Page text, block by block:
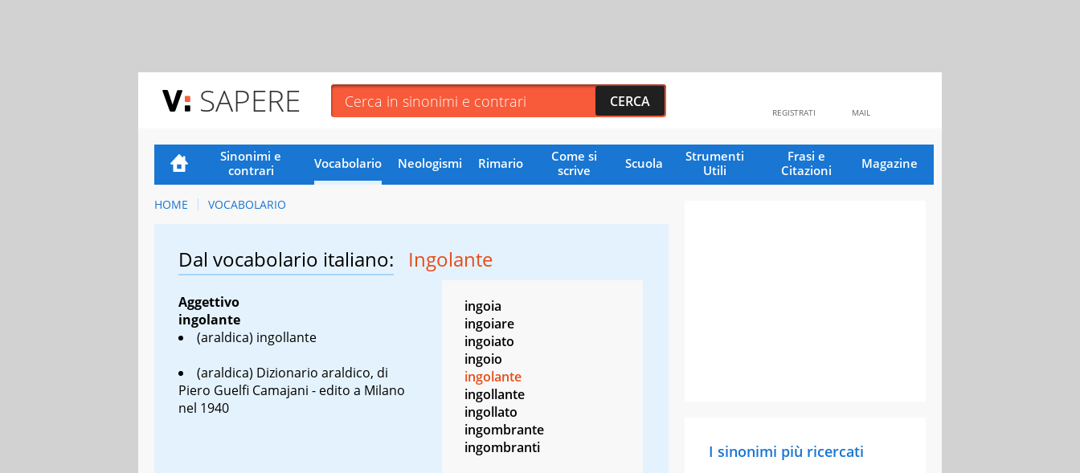
SAPERE MAIL
REGISTRATI
Sinonimi e
contrari
Vocabolario Neologismi Rimario
Come si
scrive
Scuola
Strumenti
Utili
Frasi e
Citazioni
Magazine
HOME VOCABOLARIO
Dal vocabolario italiano: Ingolante
Aggettivo
ingolante
(araldica) ingollante
(araldica) Dizionario araldico, di
Piero Guelfi Camajani - edito a Milano
nel 1940
ingoia
ingoiare
ingoiato
ingoio
ingolante
ingollante
ingollato
ingombrante
ingombranti
I sinonimi più ricercati